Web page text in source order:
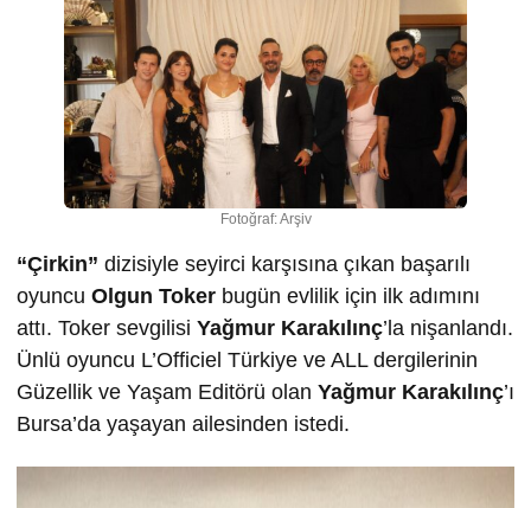
Fotoğraf: Arşiv
“Çirkin” dizisiyle seyirci karşısına çıkan başarılı
oyuncu Olgun Toker bugün evlilik için ilk adımını
attı. Toker sevgilisi Yağmur Karakılınç’la nişanlandı.
Ünlü oyuncu L’Officiel Türkiye ve ALL dergilerinin
Güzellik ve Yaşam Editörü olan Yağmur Karakılınç’ı
Bursa’da yaşayan ailesinden istedi.